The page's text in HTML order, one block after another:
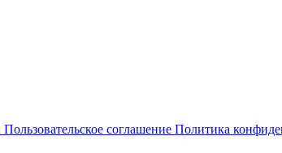
Пользовательское соглашение Политика